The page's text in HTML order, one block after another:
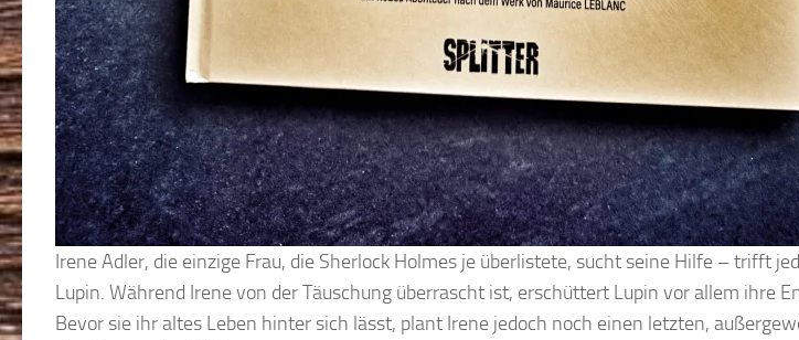
Irene Adler, die einzige Frau, die Sherlock Holmes je überlistete, sucht seine Hilfe – trifft
Lupin. Während Irene von der Täuschung überrascht ist, erschüttert Lupin vor allem ihre
Bevor sie ihr altes Leben hinter sich lässt, plant Irene jedoch noch einen letzten,